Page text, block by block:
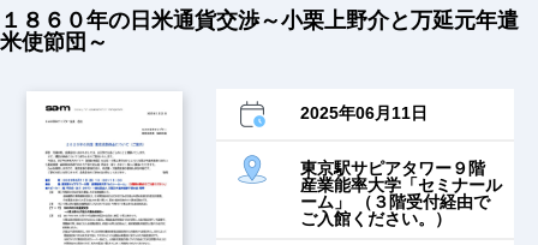
１８６０年の日米通貨交渉～小栗上野介と万延元年遣
米使節団～
2025年06月11日
東京駅サピアタワー９階
産業能率大学「セミナール
ーム」 （３階受付経由で
ご入館ください。）